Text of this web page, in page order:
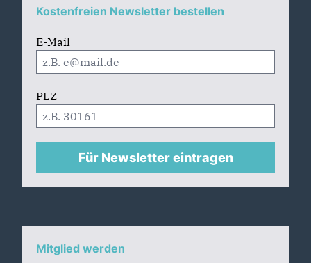
Kostenfreien Newsletter bestellen
E-Mail
PLZ
Für Newsletter eintragen
Mitglied werden